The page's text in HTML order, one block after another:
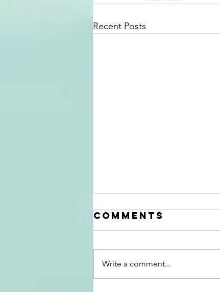
Recent Posts
Comments
Write a comment...